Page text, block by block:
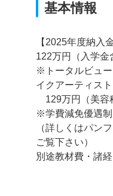
基本情報
【2025年度納入金
122万円（入学金
※トータルビュ
イクアーティス
129万円（美容
※学費減免優遇制
（詳しくはパン
ご覧下さい）
別途教材費・諸